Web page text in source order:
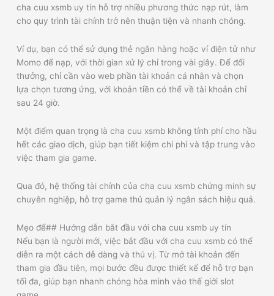
cha cuu xsmb uy tín hỗ trợ nhiều phương thức nạp rút, làm
cho quy trình tài chính trở nên thuận tiện và nhanh chóng.
Ví dụ, bạn có thể sử dụng thẻ ngân hàng hoặc ví điện tử như
Momo để nạp, với thời gian xử lý chỉ trong vài giây. Để đổi
thưởng, chỉ cần vào web phần tài khoản cá nhân và chọn
lựa chọn tương ứng, với khoản tiền có thể về tài khoản chỉ
sau 24 giờ.
Một điểm quan trọng là cha cuu xsmb không tính phí cho hầu
hết các giao dịch, giúp bạn tiết kiệm chi phí và tập trung vào
việc tham gia game.
Qua đó, hệ thống tài chính của cha cuu xsmb chứng minh sự
chuyên nghiệp, hỗ trợ game thủ quản lý ngân sách hiệu quả.
Mẹo để## Hướng dẫn bắt đầu với cha cuu xsmb uy tín
Nếu bạn là người mới, việc bắt đầu với cha cuu xsmb có thể
diễn ra một cách dễ dàng và thú vị. Từ mở tài khoản đến
tham gia đầu tiên, mọi bước đều được thiết kế để hỗ trợ bạn
tối đa, giúp bạn nhanh chóng hòa mình vào thế giới slot